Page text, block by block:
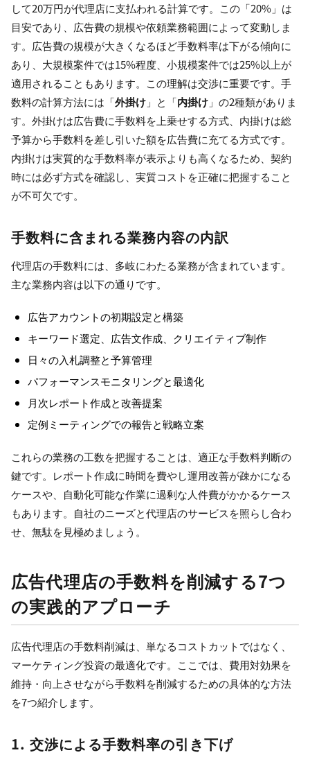
して20万円が代理店に支払われる計算です。この「20%」は
目安であり、広告費の規模や依頼業務範囲によって変動しま
す。広告費の規模が大きくなるほど手数料率は下がる傾向に
あり、大規模案件では15%程度、小規模案件では25%以上が
適用されることもあります。この理解は交渉に重要です。手
数料の計算方法には「外掛け 」と「内掛け 」の2種類がありま
す。外掛けは広告費に手数料を上乗せする方式、内掛けは総
予算から手数料を差し引いた額を広告費に充てる方式です。
内掛けは実質的な手数料率が表示よりも高くなるため、契約
時には必ず方式を確認し、実質コストを正確に把握すること
が不可欠です。
手数料に含まれる業務内容の内訳
代理店の手数料には、多岐にわたる業務が含まれています。
主な業務内容は以下の通りです。
広告アカウントの初期設定と構築
キーワード選定、広告文作成、クリエイティブ制作
日々の入札調整と予算管理
パフォーマンスモニタリングと最適化
月次レポート作成と改善提案
定例ミーティングでの報告と戦略立案
これらの業務の工数を把握することは、適正な手数料判断の
鍵です。レポート作成に時間を費やし運用改善が疎かになる
ケースや、自動化可能な作業に過剰な人件費がかかるケース
もあります。自社のニーズと代理店のサービスを照らし合わ
せ、無駄を見極めましょう。
広告代理店の手数料を削減する7つ
の実践的アプローチ
広告代理店の手数料削減は、単なるコストカットではなく、
マーケティング投資の最適化です。ここでは、費用対効果を
維持・向上させながら手数料を削減するための具体的な方法
を7つ紹介します。
1. 交渉による手数料率の引き下げ